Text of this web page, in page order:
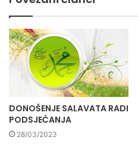
DONOŠENJE SALAVATA RADI
PODSJEĆANJA
28/03/2023